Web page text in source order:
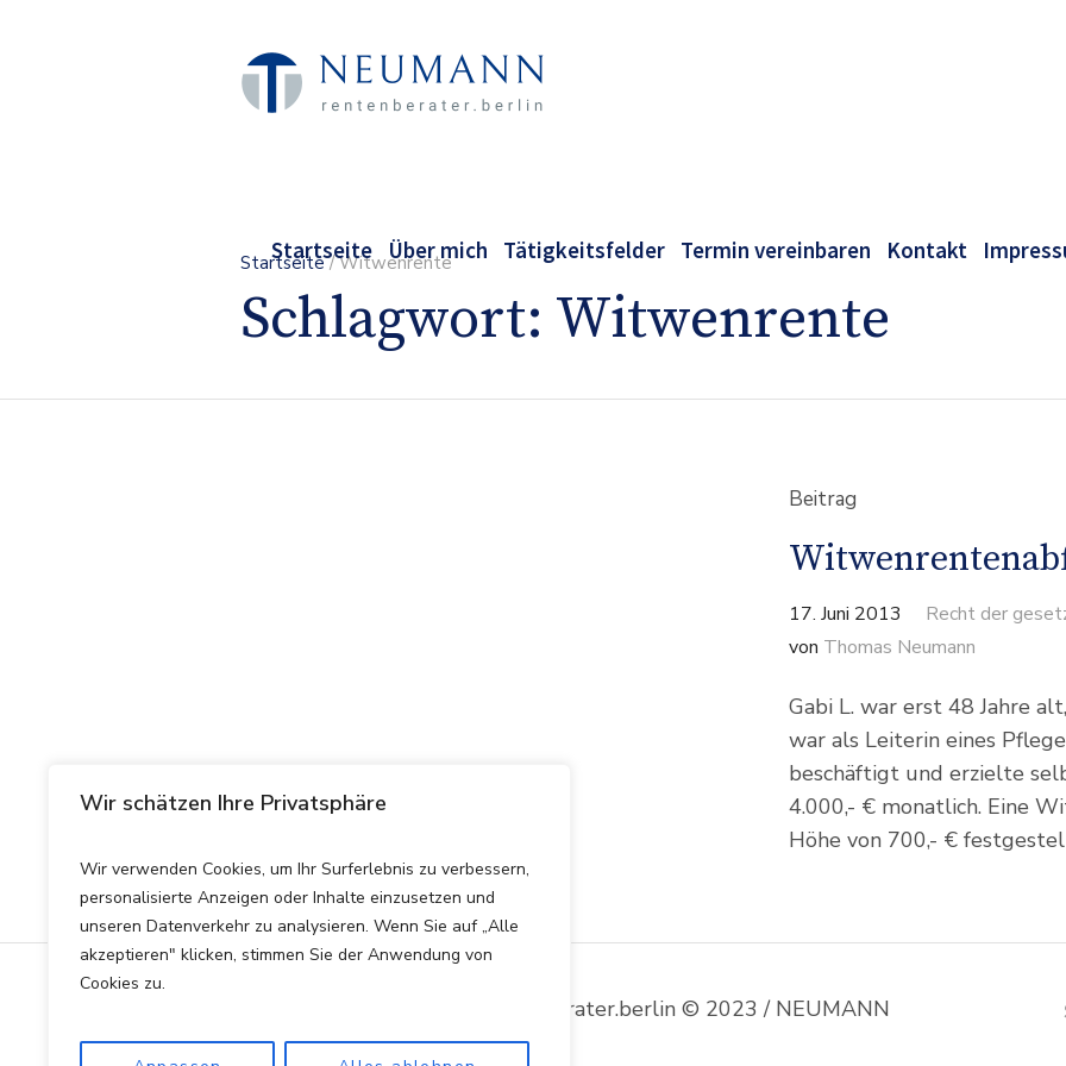
Wir schätzen Ihre Privatsphäre
Wir verwenden Cookies, um Ihr Surferlebnis zu verbessern,
personalisierte Anzeigen oder Inhalte einzusetzen und
unseren Datenverkehr zu analysieren. Wenn Sie auf „Alle
akzeptieren" klicken, stimmen Sie der Anwendung von
Cookies zu.
Startseite Über mich Tätigkeitsfelder Termin vereinbaren Kontakt
Startseite /Witwenrente
Schlagwort: Witwenrente
Beitrag
17. Juni 2013
Recht der
von Thomas Neumann
Gabi L. war erst 48 Jahre
war als Leiterin eines
beschäftigt und erzielte
4.000,- € monatlich. Eine
Höhe von 700,- €
/ rentenberater.berlin © 2023 / NEUMANN
Rentenberatung